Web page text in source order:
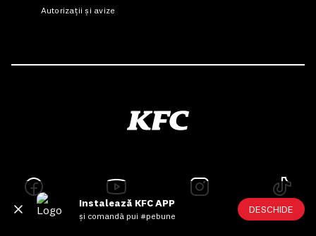
Instalează KFC APP
și comandă pui #pebune
DESCHIDE
Autorizații și avize